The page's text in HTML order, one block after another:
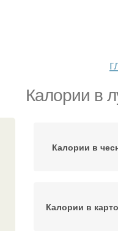
Калории в
Калории в
Калории в